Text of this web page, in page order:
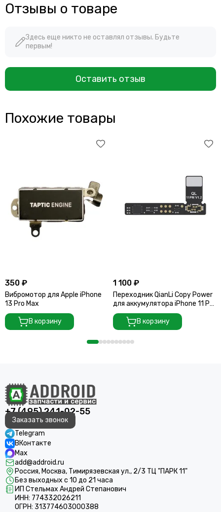
Отзывы о товаре
Здесь еще никто не оставлял отзывы. Будьте
первым!
Оставить отзыв
Похожие товары
350 ₽
Вибромотор для Apple iPhone
13 Pro Max
В корзину
1 100 ₽
Переходник QianLi Copy Power
для аккумулятора iPhone 11 Pro
/ 11 Pro Max
В корзину
+7 (495) 241-02-55
Заказать звонок
Telegram
ВКонтакте
Max
add@addroid.ru
Россия, Москва, Тимирязевская ул., 2/3 ТЦ "ПАРК 11"
Без выходных с 10 до 21 часа
ИП Стельмах Андрей Степанович
ИНН: 774332026211
ОГРН: 313774603000388